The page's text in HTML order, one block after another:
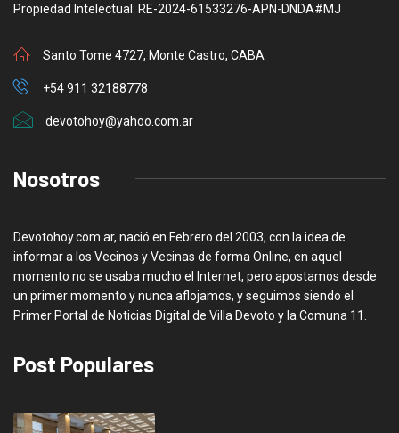
Propiedad Intelectual: RE-2024-61533276-APN-DNDA#MJ
Santo Tome 4727, Monte Castro, CABA
+54 911 32188778
devotohoy@yahoo.com.ar
Nosotros
Devotohoy.com.ar, nació en Febrero del 2003, con la idea de
informar a los Vecinos y Vecinas de forma Online, en aquel
momento no se usaba mucho el Internet, pero apostamos desde
un primer momento y nunca aflojamos, y seguimos siendo el
Primer Portal de Noticias Digital de Villa Devoto y la Comuna 11.
Post Populares